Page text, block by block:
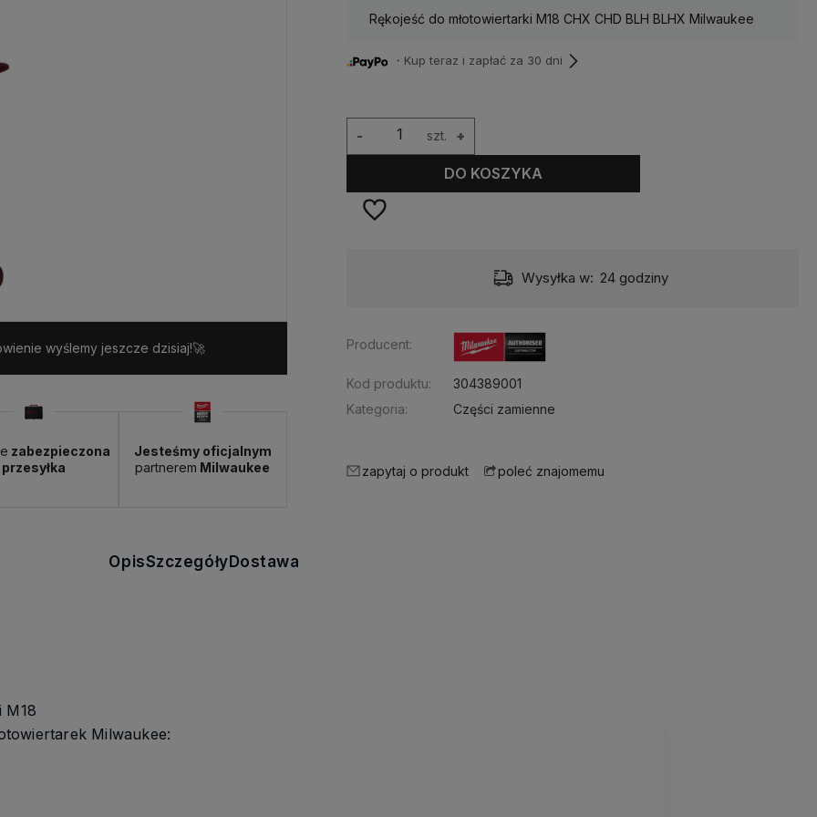
wyślemy jeszcze dzisiaj!🚀
zabezpieczona
przesyłka
Jesteśmy oficjalnym
partnerem Milwaukee
Rękojeść do młotowiertarki M18 CHX CHD BLH BLHX Milwaukee
・Kup teraz i zapłać za 30 dni
szt. +
-
DO KOSZYKA
Wysyłka w: 24 godziny
Producent:
Kod produktu:
304389001
Kategoria:
Części zamienne
zapytaj o produkt poleć znajomemu
OpisSzczegółyDostawa
M18
Milwaukee: